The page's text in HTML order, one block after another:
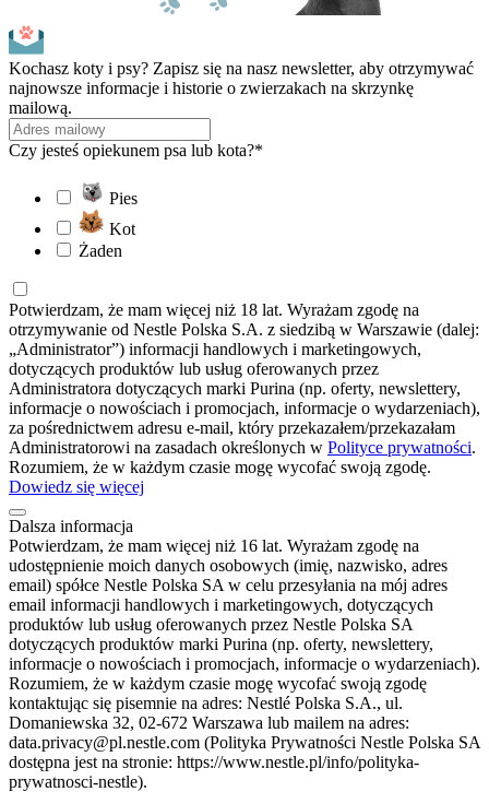
Kochasz koty i psy? Zapisz się na nasz newsletter, aby otrzymywać
najnowsze informacje i historie o zwierzakach na skrzynkę
mailową.
Czy jesteś opiekunem psa lub kota?*
Pies
Kot
Żaden
Potwierdzam, że mam więcej niż 18 lat. Wyrażam zgodę na
otrzymywanie od Nestle Polska S.A. z siedzibą w Warszawie (dalej:
„Administrator”) informacji handlowych i marketingowych,
dotyczących produktów lub usług oferowanych przez
Administratora dotyczących marki Purina (np. oferty, newslettery,
informacje o nowościach i promocjach, informacje o wydarzeniach),
za pośrednictwem adresu e-mail, który przekazałem/przekazałam
Administratorowi na zasadach określonych w Polityce prywatności.
Rozumiem, że w każdym czasie mogę wycofać swoją zgodę.
Dowiedz się więcej
Dalsza informacja
Potwierdzam, że mam więcej niż 16 lat. Wyrażam zgodę na
udostępnienie moich danych osobowych (imię, nazwisko, adres
email) spółce Nestle Polska SA w celu przesyłania na mój adres
email informacji handlowych i marketingowych, dotyczących
produktów lub usług oferowanych przez Nestle Polska SA
dotyczących produktów marki Purina (np. oferty, newslettery,
informacje o nowościach i promocjach, informacje o wydarzeniach).
Rozumiem, że w każdym czasie mogę wycofać swoją zgodę
kontaktując się pisemnie na adres: Nestlé Polska S.A., ul.
Domaniewska 32, 02-672 Warszawa lub mailem na adres:
data.privacy@pl.nestle.com (Polityka Prywatności Nestle Polska SA
dostępna jest na stronie: https://www.nestle.pl/info/polityka-
prywatnosci-nestle).